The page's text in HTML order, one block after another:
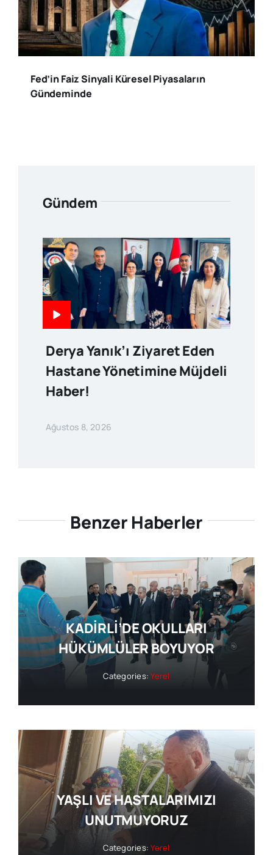
Fed’in Faiz Sinyali Küresel Piyasaların
Gündeminde
Gündem
Derya Yanık’ı Ziyaret Eden
Hastane Yönetimine Müjdeli
Haber!
Ağustos 8, 2026
Benzer Haberler
KADİRLİ’DE OKULLARI
HÜKÜMLÜLER BOYUYOR
Categories:Yerel
YAŞLI VE HASTALARIMIZI
UNUTMUYORUZ
Categories:Yerel